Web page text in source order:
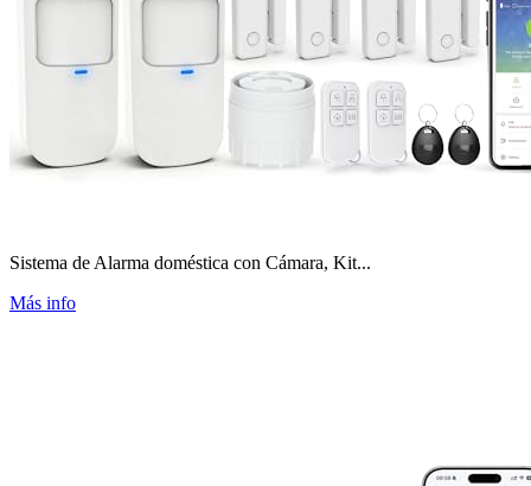
Sistema de Alarma doméstica con Cámara, Kit...
Más info